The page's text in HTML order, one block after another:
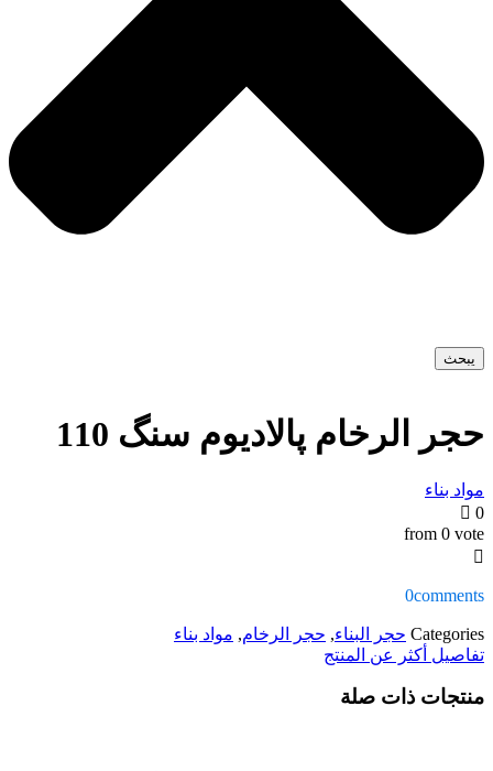
يبحث
حجر الرخام پالادیوم سنگ 110
مواد بناء
0
from 0 vote
0comments
Categories حجر البناء, حجر الرخام, مواد بناء
تفاصيل أكثر عن المنتج
منتجات ذات صلة